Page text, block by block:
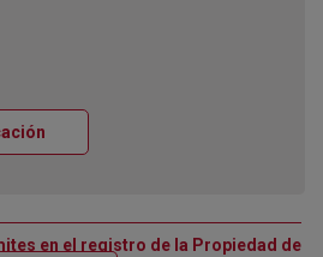
en el registro de la Propiedad de